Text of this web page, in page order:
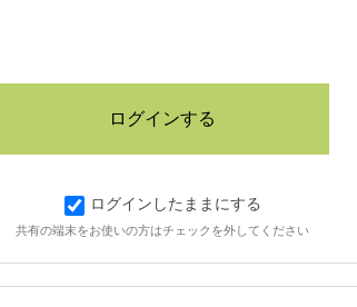
ログインしたままにする
共有の端末をお使いの方はチェックを外してください